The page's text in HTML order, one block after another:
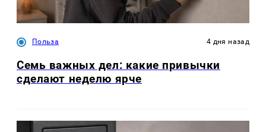
Польза 4 дня назад
Семь важных дел: какие привычки
сделают неделю ярче